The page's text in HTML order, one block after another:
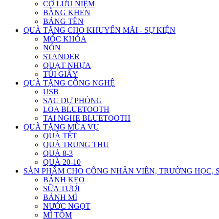
CỜ LƯU NIỆM
BẰNG KHEN
BẢNG TÊN
QUÀ TẶNG CHO KHUYẾN MÃI - SỰ KIỆN
MÓC KHÓA
NÓN
STANDER
QUẠT NHỰA
TÚI GIẤY
QUÀ TẶNG CÔNG NGHỆ
USB
SẠC DỰ PHÒNG
LOA BLUETOOTH
TAI NGHE BLUETOOTH
QUÀ TẶNG MÙA VỤ
QUÀ TẾT
QUÀ TRUNG THU
QUÀ 8-3
QUÀ 20-10
SẢN PHẨM CHO CÔNG NHÂN VIÊN, TRƯỜNG HỌC,
BÁNH KẸO
SỮA TƯƠI
BÁNH MÌ
NƯỚC NGỌT
MÌ TÔM